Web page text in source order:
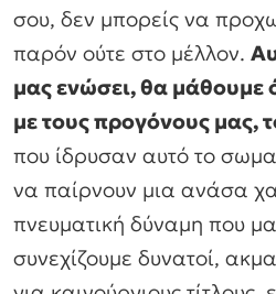
σου, δεν μπορείς να
παρόν ούτε στο μέλλον.
μας ενώσει, θα μάθουμε
με τους προγόνους μας,
που ίδρυσαν αυτό το
να παίρνουν μια ανάσα
πνευματική δύναμη που
συνεχίζουμε δυνατοί,